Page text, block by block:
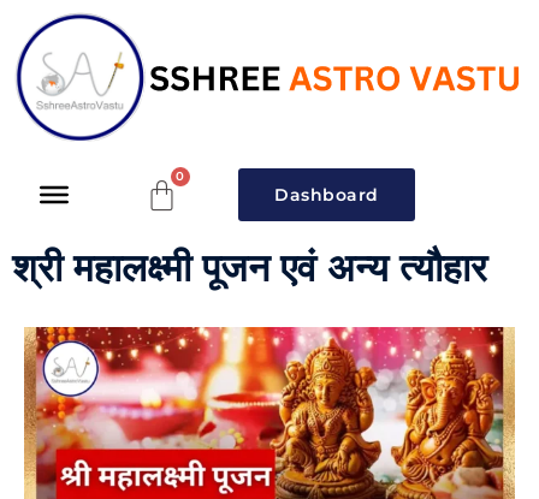
Dashboard
श्री महालक्ष्मी पूजन एवं अन्य त्यौहार